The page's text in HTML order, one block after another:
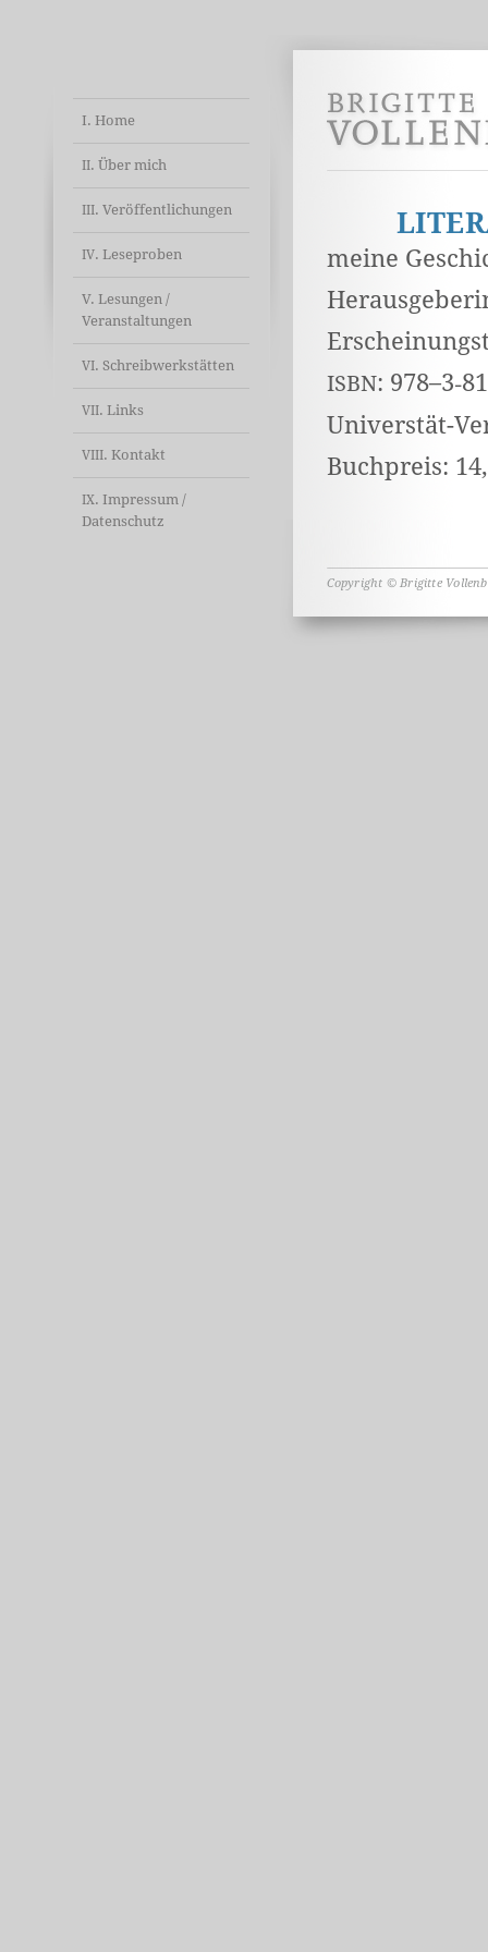
I. Home
II. Über mich
III. Veröffentlichungen
IV. Leseproben
V. Lesungen /
Veranstaltungen
VI. Schreibwerkstätten
VII. Links
VIII. Kontakt
IX. Impressum /
Datenschutz
meine
ISBN:
Universtät-
Buchpreis:
Copyright © Brigitte